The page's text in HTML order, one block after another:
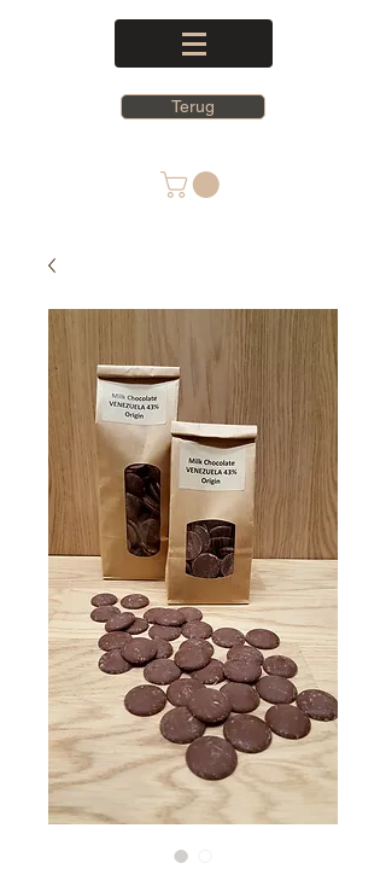
Terug